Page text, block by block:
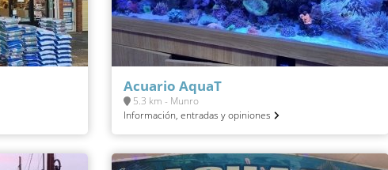
Acuario AquaT
5.3 km - Munro
Información, entradas y opiniones